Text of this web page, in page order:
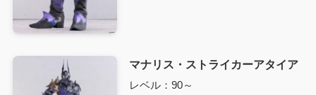
マナリス・ストライカーアタイア
レベル：90～